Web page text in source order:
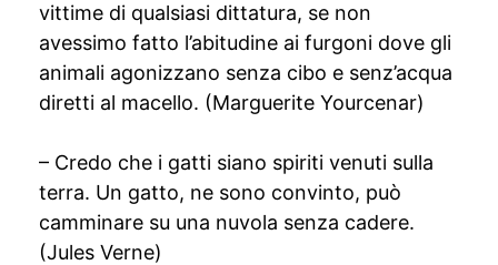
vittime di qualsiasi dittatura, se non
avessimo fatto l’abitudine ai furgoni dove gli
animali agonizzano senza cibo e senz’acqua
diretti al macello. (Marguerite Yourcenar)
– Credo che i gatti siano spiriti venuti sulla
terra. Un gatto, ne sono convinto, può
camminare su una nuvola senza cadere.
(Jules Verne)